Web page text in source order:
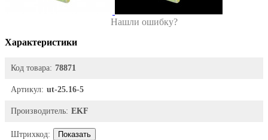
Нашли ошибку?
Характеристики
Код товара: 78871
Артикул: ut-25.16-5
Производитель: EKF
Штрихкод: Показать